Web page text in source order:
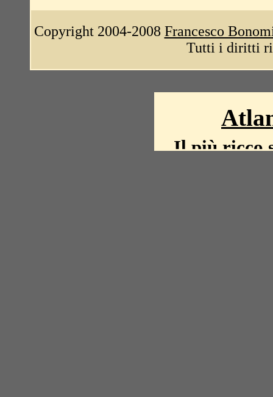
Copyright 2004-2008 Francesco
Tutti i diritti
Il più ricco